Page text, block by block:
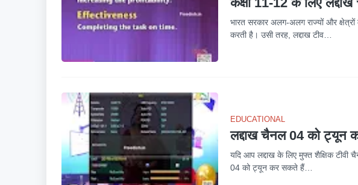
भारत सरकार अलग-अलग राज्यों और
करती है। उसी तरह, लद्दाख टीव…
EDUCATIONAL
लद्दाख चैनल 04 को ट्यून
यदि आप लद्दाख के लिए मुफ्त शैक्षिक टीवी
04 को ट्यून कर सकते हैं…